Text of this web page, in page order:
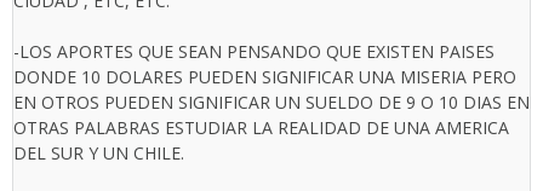
-LOS APORTES QUE SEAN PENSANDO QUE EXISTEN PAISES
DONDE 10 DOLARES PUEDEN SIGNIFICAR UNA MISERIA PERO
EN OTROS PUEDEN SIGNIFICAR UN SUELDO DE 9 O 10 DIAS EN
OTRAS PALABRAS ESTUDIAR LA REALIDAD DE UNA AMERICA
DEL SUR Y UN CHILE.